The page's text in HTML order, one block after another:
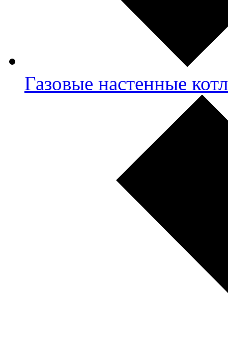
Газовые настенные